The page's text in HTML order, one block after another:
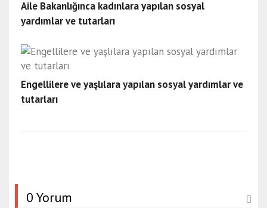
Aile Bakanlığınca kadınlara yapılan sosyal
yardımlar ve tutarları
Engellilere ve yaşlılara yapılan sosyal yardımlar ve
tutarları
0 Yorum